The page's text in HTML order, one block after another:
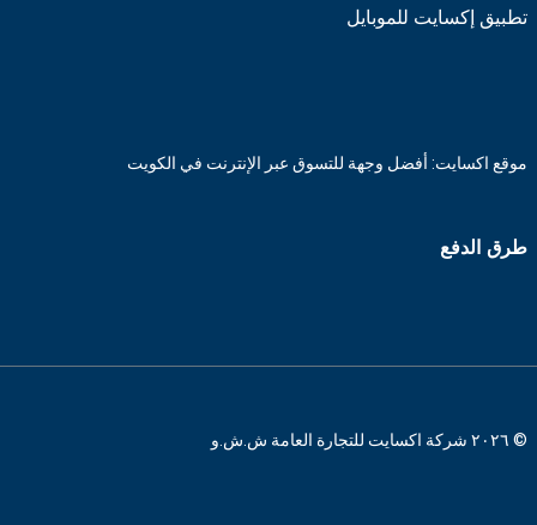
تطبيق إكسايت للموبايل
موقع اكسايت: أفضل وجهة للتسوق عبر الإنترنت في الكويت
طرق الدفع
© ٢٠٢٦ شركة اكسايت للتجارة العامة ش.ش.و